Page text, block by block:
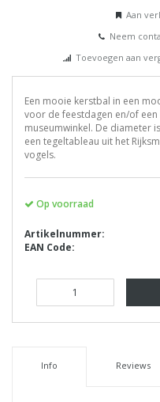
Aan
Neem
Toevoegen aan
Een mooie kerstbal in een
voor de feestdagen en/of
museumwinkel. De diameter
een tegeltableau uit het
vogels.
Op voorraad
Artikelnummer:
EAN Code:
Info Reviews